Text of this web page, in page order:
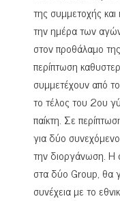
της συμμετοχής
την ημέρα των
στον προθάλαμο
περίπτωση
συμμετέχουν από
το τέλος του 2ου
παίκτη. Σε
για δύο
την διοργάνωση. Η
στα δύο Group, θα
συνέχεια με το